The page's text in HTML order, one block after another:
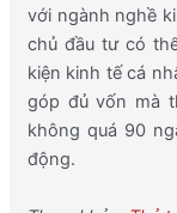
với ngành nghề
chủ đầu tư có
kiện kinh tế cá
góp đủ vốn mà
không quá 90
động.